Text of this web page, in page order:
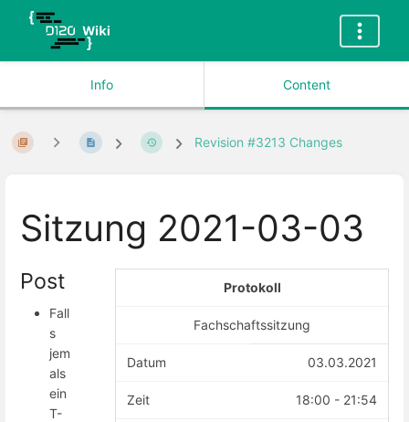
Info Content
Revision #3213 Changes
Sitzung 2021-03-03
Protokoll
Fachschaftssitzung
Datum 03.03.2021
Zeit 18:00 - 21:54
Post
Fall
s
jem
als
ein
T-